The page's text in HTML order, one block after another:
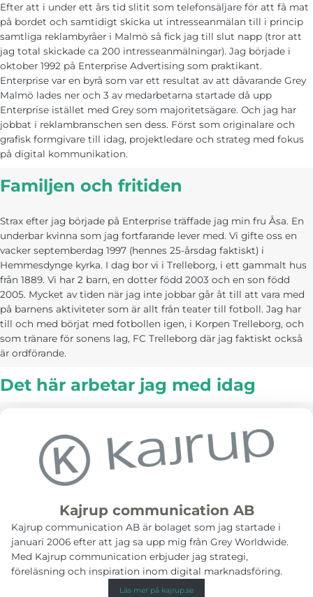
Efter att i under ett års tid slitit som telefonsäljare för att få mat
på bordet och samtidigt skicka ut intresseanmälan till i princip
samtliga reklambyråer i Malmö så fick jag till slut napp (tror att
jag total skickade ca 200 intresseanmälningar). Jag började i
oktober 1992 på Enterprise Advertising som praktikant.
Enterprise var en byrå som var ett resultat av att dåvarande Grey
Malmö lades ner och 3 av medarbetarna startade då upp
Enterprise istället med Grey som majoritetsägare. Och jag har
jobbat i reklambranschen sen dess. Först som originalare och
grafisk formgivare till idag, projektledare och strateg med fokus
på digital kommunikation.
Familjen och fritiden
Strax efter jag började på Enterprise träffade jag min fru Åsa. En
underbar kvinna som jag fortfarande lever med. Vi gifte oss en
vacker septemberdag 1997 (hennes 25-årsdag faktiskt) i
Hemmesdynge kyrka. I dag bor vi i Trelleborg, i ett gammalt hus
från 1889. Vi har 2 barn, en dotter född 2003 och en son född
2005. Mycket av tiden när jag inte jobbar går åt till att vara med
på barnens aktiviteter som är allt från teater till fotboll. Jag har
till och med börjat med fotbollen igen, i Korpen Trelleborg, och
som tränare för sonens lag, FC Trelleborg där jag faktiskt också
är ordförande.
Det här arbetar jag med idag
Kajrup communication AB
Kajrup communication AB är bolaget som jag startade i
januari 2006 efter att jag sa upp mig från Grey Worldwide.
Med Kajrup communication erbjuder jag strategi,
föreläsning och inspiration inom digital marknadsföring.
Läs mer på kajrup.se
Genom att dela
med dig av dina
intressen och ditt
beteende när du
surfar ökar du
chansen att få se
personligt
anpassat innehåll
och erbjudanden.